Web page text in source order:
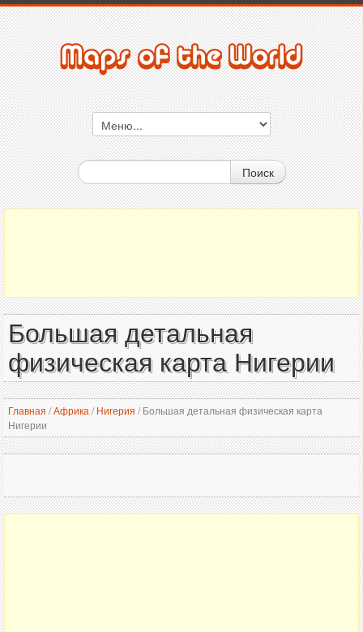
Поиск
Большая детальная
физическая карта Нигерии
Главная /Африка / Нигерия /Большая детальная физическая карта
Нигерии